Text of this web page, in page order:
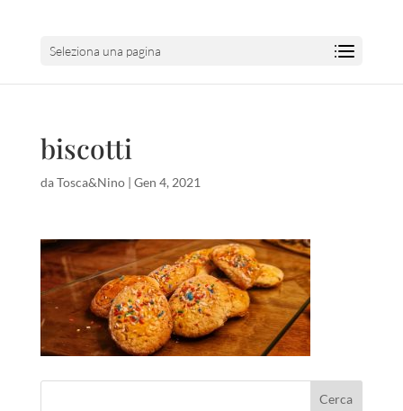
Seleziona una pagina
biscotti
daTosca&Nino| Gen 4, 2021